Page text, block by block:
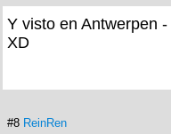
Y visto en Antwerpen
XD
#8 ReinRen